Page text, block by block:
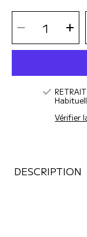
SÉLECTIONNEZ
LA
QUANTITÉ
Diminuer
la
quantité
pour
de
fête
toutou
pour
chien
la
de
Vérifier
DESCRIPTION